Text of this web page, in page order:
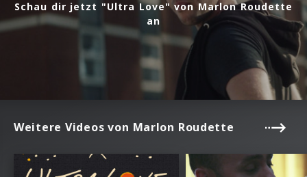
Schau dir jetzt "Ultra Love" von Marlon Roudette
an
Weitere Videos von Marlon Roudette